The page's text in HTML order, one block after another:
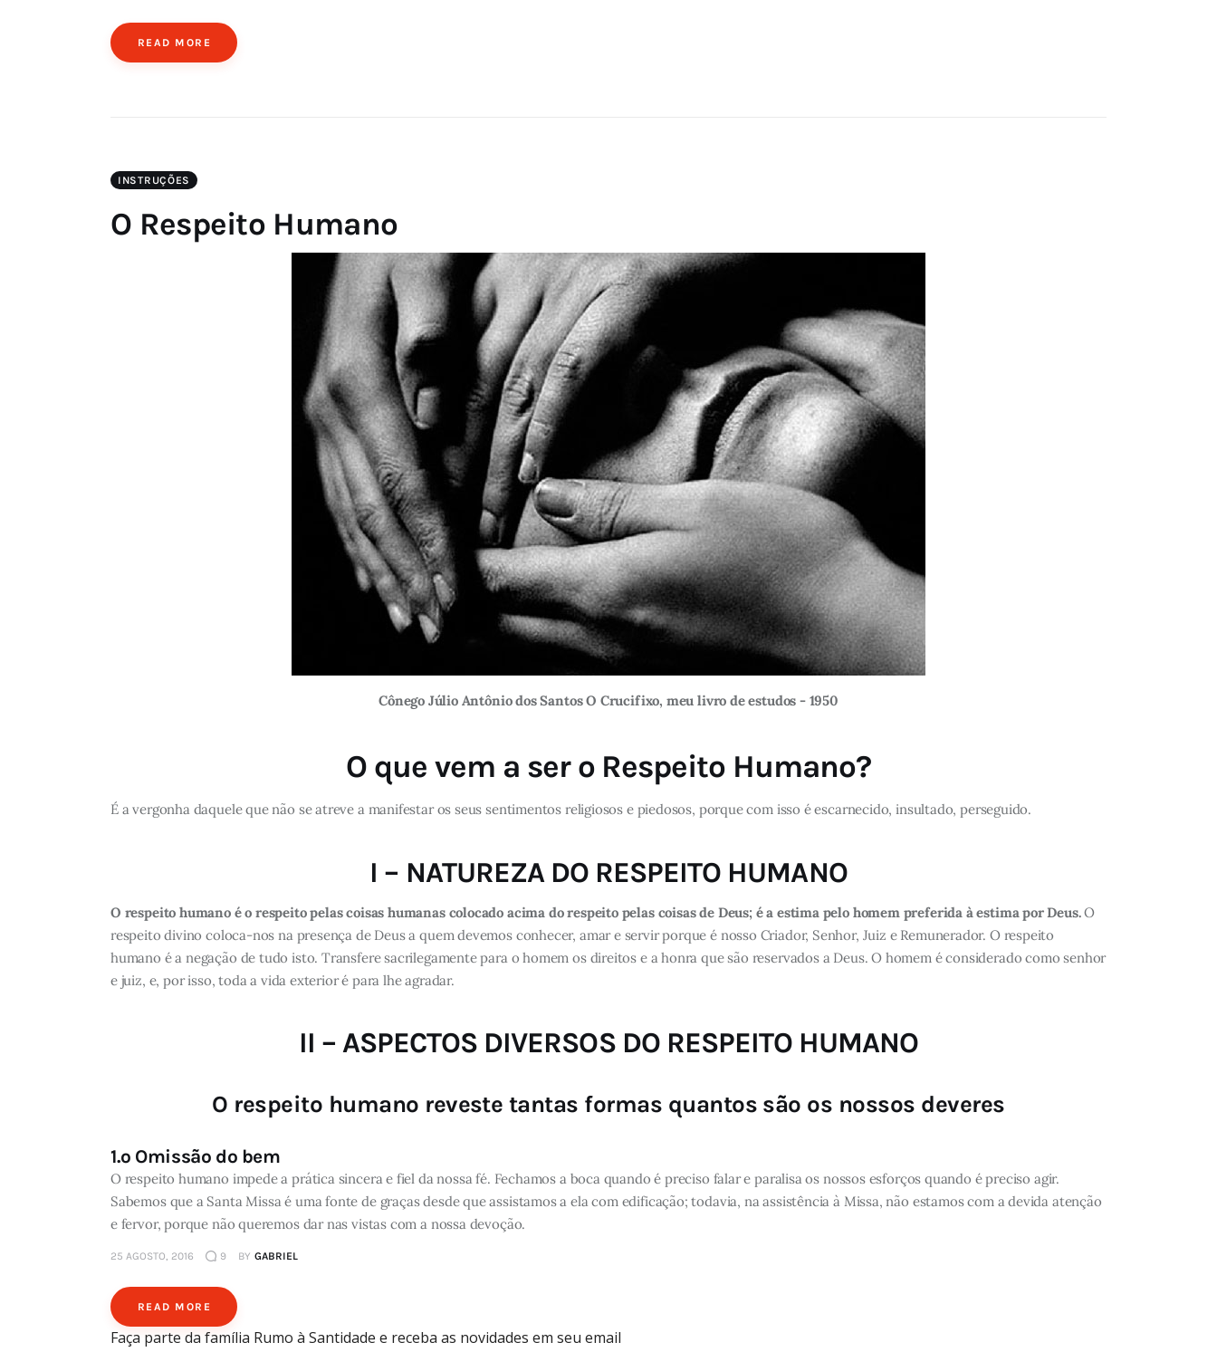
READ MORE
INSTRUÇÕES
O Respeito Humano
Cônego Júlio Antônio dos Santos O Crucifixo, meu livro de estudos - 1950
O que vem a ser o Respeito Humano?
É a vergonha daquele que não se atreve a manifestar os seus sentimentos religiosos e piedosos, porque com isso é escarnecido, insultado, perseguido.
I – NATUREZA DO RESPEITO HUMANO
O respeito humano é o respeito pelas coisas humanas colocado acima do respeito pelas coisas de Deus; é a estima pelo homem preferida à estima por Deus.O
respeito divino coloca-nos na presença de Deus a quem devemos conhecer, amar e servir porque é nosso Criador, Senhor, Juiz e Remunerador. O respeito
humano é a negação de tudo isto. Transfere sacrilegamente para o homem os direitos e a honra que são reservados a Deus. O homem é considerado como senhor
e juiz, e, por isso, toda a vida exterior é para lhe agradar.
II – ASPECTOS DIVERSOS DO RESPEITO HUMANO
O respeito humano reveste tantas formas quantos são os nossos deveres
1.º Omissão do bem
O respeito humano impede a prática sincera e fiel da nossa fé. Fechamos a boca quando é preciso falar e paralisa os nossos esforços quando é preciso agir.
Sabemos que a Santa Missa é uma fonte de graças desde que assistamos a ela com edificação; todavia, na assistência à Missa, não estamos com a devida atenção
e fervor, porque não queremos dar nas vistas com a nossa devoção.
25 AGOSTO, 2016 9 BY GABRIEL
READ MORE